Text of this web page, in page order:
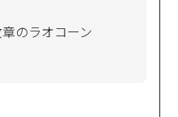
のラオコーン